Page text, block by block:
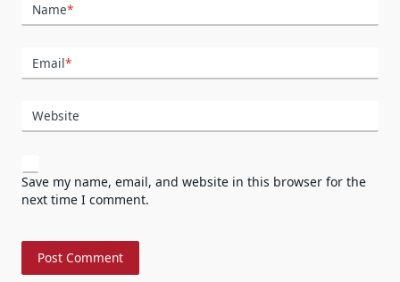
Name*
Email*
Website
Save my name, email, and website in this browser for the
next time I comment.